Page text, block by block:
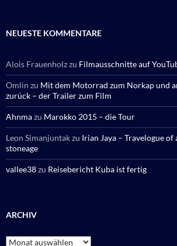
NEUESTE KOMMENTARE
Alois Frauenholzzu Filmausschnitte auf
Omlin zu Mit dem Motorrad zum Norkap und
zurück – der Trailer zum Film
Ahnmazu Marokko 2015 – die Tour
Leon Simanjuntakzu Irian Jaya – Travelogue
stoneage
vallee38zu Reisebericht Kuba ist fertig
ARCHIV
Archiv